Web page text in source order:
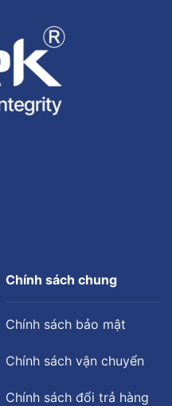
Chính sách chung
Chính sách bảo mật
Chính sách vận chuyển
Chính sách đổi trả hàng